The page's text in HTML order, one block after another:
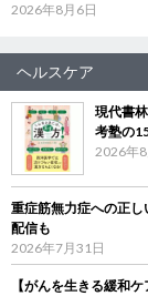
2026年8月6日
ヘルスケア
現代書
考塾の
2026年
重症筋無力症への正
配信も
2026年7月31日
【がんを生きる緩和